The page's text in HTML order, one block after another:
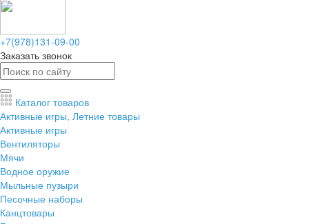
+7(978)131-09-00
Заказать звонок
Каталог товаров
Активные игры, Летние товары
Активные игры
Вентиляторы
Мячи
Водное оружие
Мыльные пузыри
Песочные наборы
Канцтовары